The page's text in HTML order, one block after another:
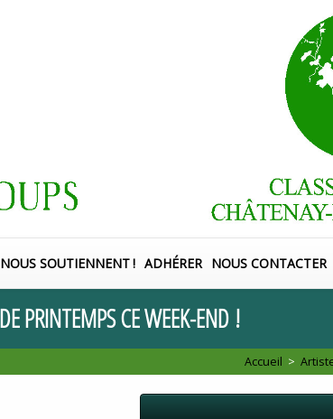
SOUTIENNENT! ADHÉRER NOUS CONTACTER
DEPRINTEMPSCEWEEK-END !
Accueil >